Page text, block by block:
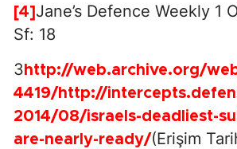
[4] Jane’s Defence Weekly 1
Sf: 18
3 http://web.archive.org/
4419/http://
2014/08/israels-deadliest-
are-nearly-ready/(Erişim